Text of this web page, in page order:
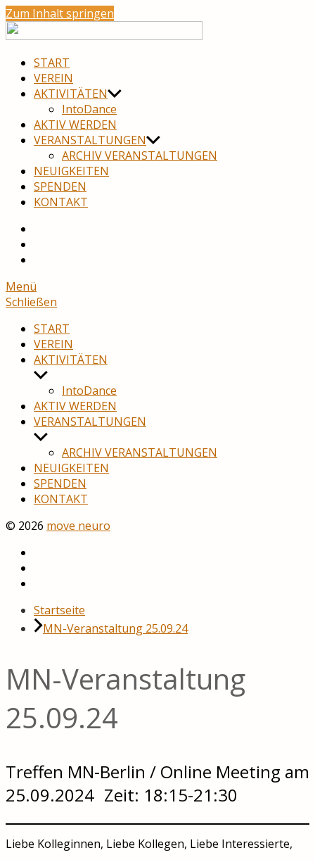
Zum Inhalt springen
neuro
START
VEREIN
AKTIVITÄTEN
IntoDance
AKTIV WERDEN
VERANSTALTUNGEN
ARCHIV VERANSTALTUNGEN
NEUIGKEITEN
SPENDEN
KONTAKT
Menü
Schließen
START
VEREIN
AKTIVITÄTEN
Untermenü
anzeigenIntoDance
AKTIV WERDEN
VERANSTALTUNGEN
Untermenü
anzeigenARCHIV VERANSTALTUNGEN
NEUIGKEITEN
SPENDEN
KONTAKT
© 2026 move neuro
Startseite
MN-Veranstaltung 25.09.24
MN-Veranstaltung
25.09.24
Treffen MN-Berlin / Online Meeting am
25.09.2024 Zeit: 18:15-21:30
Liebe Kolleginnen, Liebe Kollegen, Liebe Interessierte,